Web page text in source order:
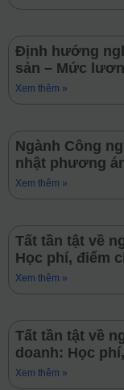
Định hướng
sản – Mức
Xem thêm »
Ngành Công
nhật phương
Xem thêm »
Tất tần tật về
Học phí, điểm
Xem thêm »
Tất tần tật về
doanh: Học
Xem thêm »